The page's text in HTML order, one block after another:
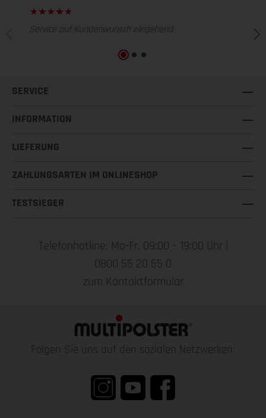
Service auf Kundenwunsch eingehend
SERVICE
INFORMATION
LIEFERUNG
ZAHLUNGSARTEN IM ONLINESHOP
TESTSIEGER
Telefonhotline: Mo-Fr, 09:00 – 19:00 Uhr |
0800 55 20 55 0
zum Kontaktformular
Folgen Sie uns auf den sozialen Netzwerken: